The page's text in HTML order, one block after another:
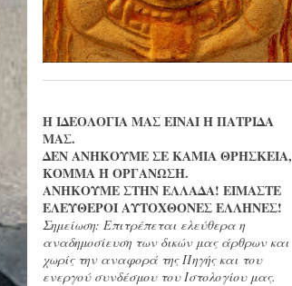
Η ΙΔΕΟΛΟΓΙΑ ΜΑΣ ΕΙΝΑΙ Η ΠΑΤΡΙΔΑ
ΜΑΣ.
ΔΕΝ ΑΝΗΚΟΥΜΕ ΣΕ ΚΑΜΙΑ ΘΡΗΣΚΕΙΑ,
ΚΟΜΜΑ Ή ΟΡΓΑΝΩΣΗ.
ΑΝΗΚΟΥΜΕ ΣΤΗΝ ΕΛΛΑΔΑ! ΕΙΜΑΣΤΕ
ΕΛΕΥΘΕΡΟΙ ΑΥΤΟΧΘΟΝΕΣ ΕΛΛΗΝΕΣ!
Σημείωση: Επιτρέπεται ελεύθερα η
αναδημοσίευση των δικών μας άρθρων και
χωρίς την αναφορά της Πηγής και του
ενεργού συνδέσμου του Ιστολογίου μας.